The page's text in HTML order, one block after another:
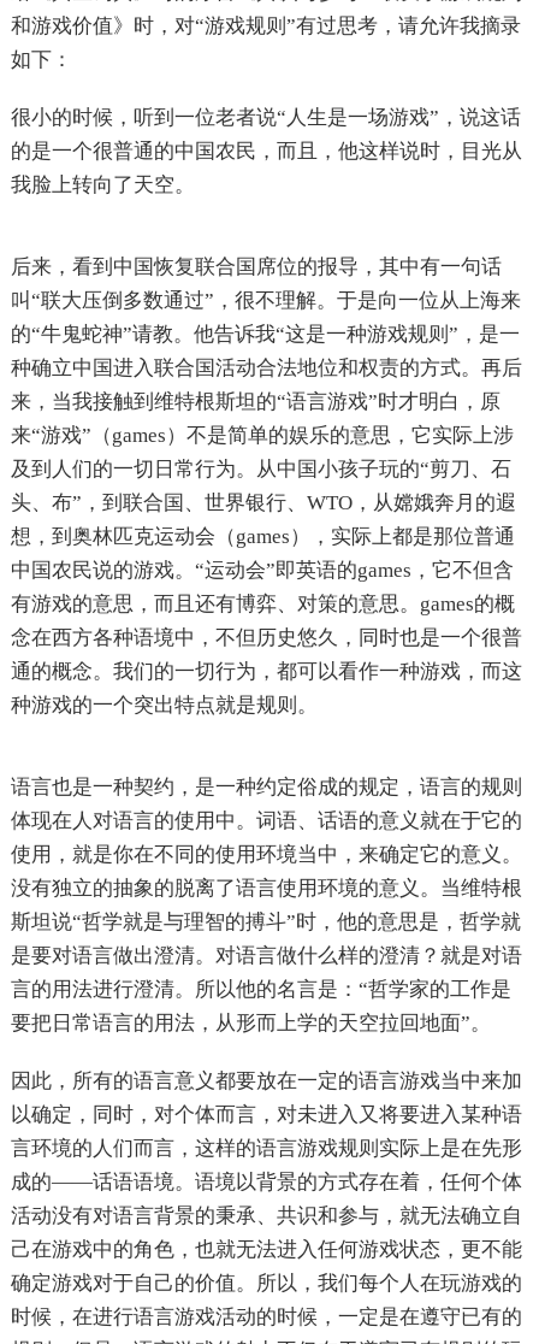
和游戏价值》时，对“游戏规则”有过思考，请允许我摘录
如下：
很小的时候，听到一位老者说“人生是一场游戏”，说这话
的是一个很普通的中国农民，而且，他这样说时，目光从
我脸上转向了天空。
后来，看到中国恢复联合国席位的报导，其中有一句话
叫“联大压倒多数通过”，很不理解。于是向一位从上海来
的“牛鬼蛇神”请教。他告诉我“这是一种游戏规则”，是一
种确立中国进入联合国活动合法地位和权责的方式。再后
来，当我接触到维特根斯坦的“语言游戏”时才明白，原
来“游戏”（games）不是简单的娱乐的意思，它实际上涉
及到人们的一切日常行为。从中国小孩子玩的“剪刀、石
头、布”，到联合国、世界银行、WTO，从嫦娥奔月的遐
想，到奥林匹克运动会（games），实际上都是那位普通
中国农民说的游戏。“运动会”即英语的games，它不但含
有游戏的意思，而且还有博弈、对策的意思。games的概
念在西方各种语境中，不但历史悠久，同时也是一个很普
通的概念。我们的一切行为，都可以看作一种游戏，而这
种游戏的一个突出特点就是规则。
语言也是一种契约，是一种约定俗成的规定，语言的规则
体现在人对语言的使用中。词语、话语的意义就在于它的
使用，就是你在不同的使用环境当中，来确定它的意义。
没有独立的抽象的脱离了语言使用环境的意义。当维特根
斯坦说“哲学就是与理智的搏斗”时，他的意思是，哲学就
是要对语言做出澄清。对语言做什么样的澄清？就是对语
言的用法进行澄清。所以他的名言是：“哲学家的工作是
要把日常语言的用法，从形而上学的天空拉回地面”。
因此，所有的语言意义都要放在一定的语言游戏当中来加
以确定，同时，对个体而言，对未进入又将要进入某种语
言环境的人们而言，这样的语言游戏规则实际上是在先形
成的——话语语境。语境以背景的方式存在着，任何个体
活动没有对语言背景的秉承、共识和参与，就无法确立自
己在游戏中的角色，也就无法进入任何游戏状态，更不能
确定游戏对于自己的价值。所以，我们每个人在玩游戏的
时候，在进行语言游戏活动的时候，一定是在遵守已有的